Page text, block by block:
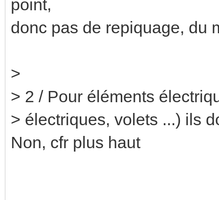
point,
donc pas de repiquage, du
>
> 2 / Pour éléments
> électriques, volets ...) ils
Non, cfr plus haut